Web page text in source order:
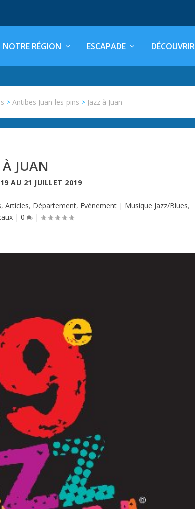
NOTRE RÉGION ESCAPADE DÉCOUVRIR
>Antibes Juan-les-pins > Jazz à Juan
À JUAN
AU 21 JUILLET 2019
, Articles, Département, Evénement| Musique Jazz/Blues,
| 0 |